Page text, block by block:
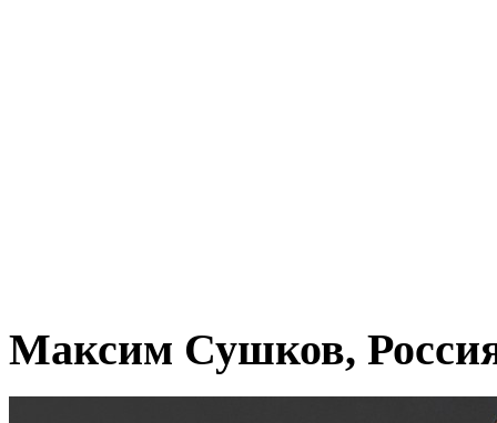
Максим Сушков,